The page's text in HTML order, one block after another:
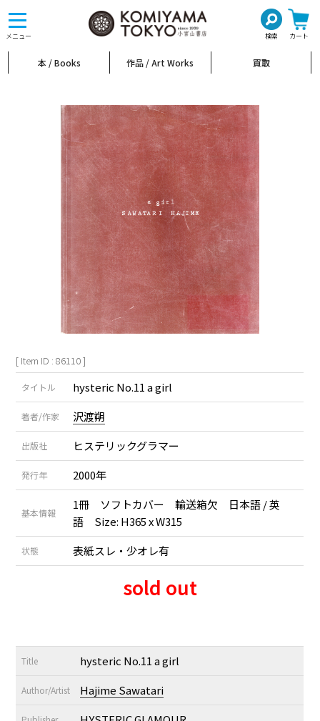
メニュー 検索 カート
toggle
navigation
本 / Books 作品 / Art Works 買取
[ Item ID : 86110 ]
タイトル hysteric No.11 a girl
著者/作家 沢渡朔
出版社 ヒステリックグラマー
発行年 2000年
基本情報
1冊 ソフトカバー 輸送箱欠 日本語 / 英
語 Size: H365 x W315
状態 表紙スレ・少オレ有
sold out
Title hysteric No.11 a girl
Author/Artist Hajime Sawatari